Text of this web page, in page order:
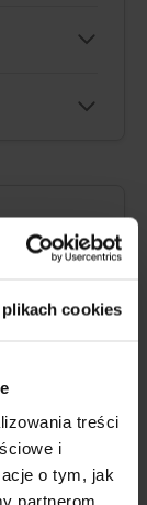
cookies
treści
i
o tym, jak
partnerom